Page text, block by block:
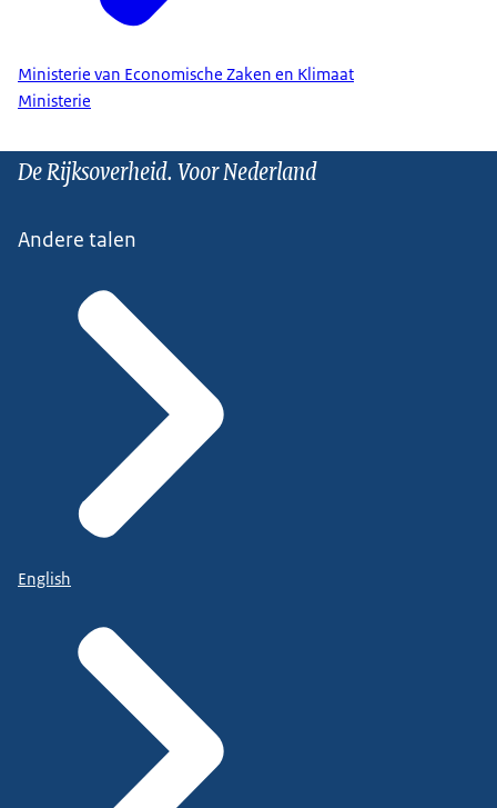
Ministerie van Economische Zaken en Klimaat
Ministerie
De Rijksoverheid. Voor Nederland
Andere talen
English